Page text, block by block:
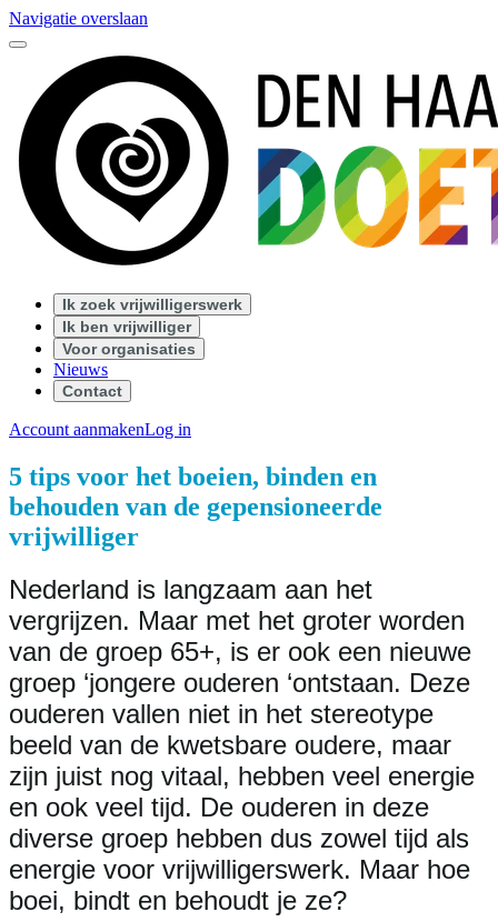
Navigatie overslaan
Ik zoek vrijwilligerswerk
Ik ben vrijwilliger
Voor organisaties
Nieuws
Contact
Account aanmakenLog in
5 tips voor het boeien, binden en
behouden van de gepensioneerde
vrijwilliger
Nederland is langzaam aan het
vergrijzen. Maar met het groter worden
van de groep 65+, is er ook een nieuwe
groep ‘jongere ouderen ‘ontstaan. Deze
ouderen vallen niet in het stereotype
beeld van de kwetsbare oudere, maar
zijn juist nog vitaal, hebben veel energie
en ook veel tijd. De ouderen in deze
diverse groep hebben dus zowel tijd als
energie voor vrijwilligerswerk. Maar hoe
boei, bindt en behoudt je ze?